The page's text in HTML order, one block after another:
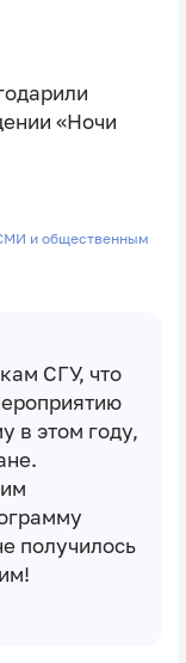
«Ночи
и общественным
СГУ, что
в этом году,
получилось